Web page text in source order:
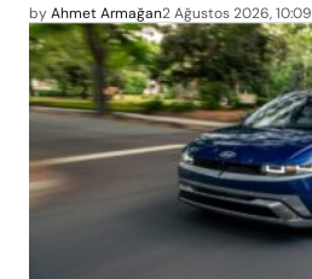
byAhmet Armağan2 Ağustos 2026, 10:09